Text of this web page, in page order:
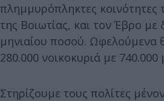
πλημμυρόπληκτες κοινότητες
της Βοιωτίας, και τον Έβρο με
μηνιαίου ποσού. Ωφελούμενα
280.000 νοικοκυριά με 740.000
Στηρίζουμε τους πολίτες